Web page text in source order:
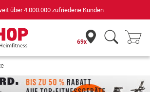
über 4.000.000 zufriedene Kunden
69x